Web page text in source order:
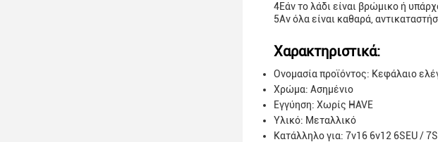
4Εάν το λάδι είναι βρώμικο ή
5Αν όλα είναι καθαρά,
Χαρακτηριστικά:
Ονομασία προϊόντος: Κεφάλαιο
Χρώμα: Ασημένιο
Εγγύηση: Χωρίς HAVE
Υλικό: Μεταλλικό
Κατάλληλο για: 7v16 6v12 6SEU /